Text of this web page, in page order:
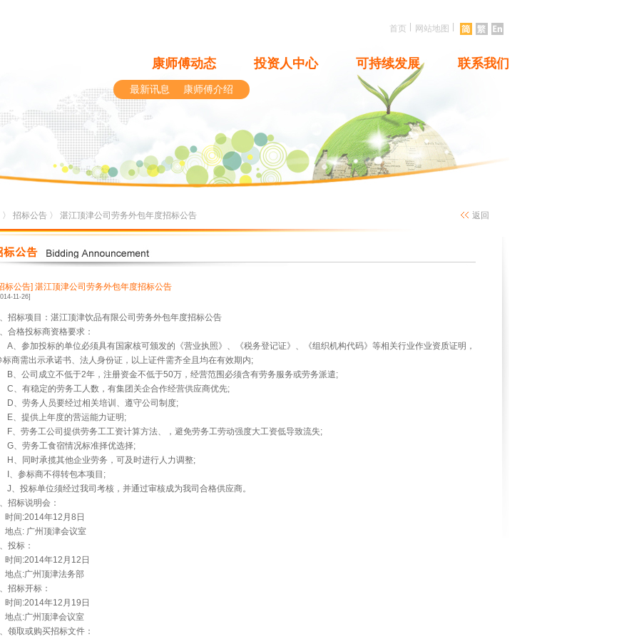
首页 网站地图
康师傅动态 投资人中心 可持续发展 联系我们
最新讯息 康师傅介绍
〉 招标公告 〉 湛江顶津公司劳务外包年度招标公告 返回
标公告] 湛江顶津公司劳务外包年度招标公告
11-26]
招标项目：湛江顶津饮品有限公司劳务外包年度招标公告
合格投标商资格要求：
参加投标的单位必须具有国家核可颁发的《营业执照》、《税务登记证》、《组织机构代码》等相关行业作业资质证明，
标商需出示承诺书、法人身份证，以上证件需齐全且均在有效期内;
公司成立不低于2年，注册资金不低于50万，经营范围必须含有劳务服务或劳务派遣;
有稳定的劳务工人数，有集团关企合作经营供应商优先;
劳务人员要经过相关培训、遵守公司制度;
提供上年度的营运能力证明;
劳务工公司提供劳务工工资计算方法、，避免劳务工劳动强度大工资低导致流失;
、劳务工食宿情况标准择优选择;
同时承揽其他企业劳务，可及时进行人力调整;
参标商不得转包本项目;
投标单位须经过我司考核，并通过审核成为我司合格供应商。
招标说明会：
间:2014年12月8日
点: 广州顶津会议室
投标：
间:2014年12月12日
点:广州顶津法务部
招标开标：
间:2014年12月19日
点:广州顶津会议室
领取或购买招标文件：